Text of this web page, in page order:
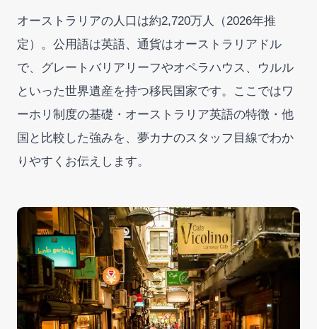
オーストラリアの人口は約2,720万人（2026年推
定）。公用語は英語、通貨はオーストラリアドル
で、グレートバリアリーフやオペラハウス、ウルル
といった世界遺産を持つ移民国家です。ここではワ
ーホリ制度の基礎・オーストラリア英語の特徴・他
国と比較した強みを、夢カナのスタッフ目線でわか
りやすくお伝えします。